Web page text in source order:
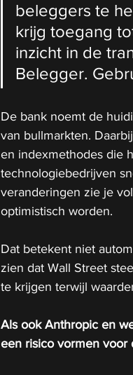
beleggers te
krijg toegang
inzicht in de
Belegger.
De bank noemt de
van bullmarkten.
en indexmethodes die
technologiebedrijven
veranderingen zie je
optimistisch worden.
Dat betekent niet
zien dat Wall Street
te krijgen terwijl
Als ook Anthropic en
een risico vormen voor